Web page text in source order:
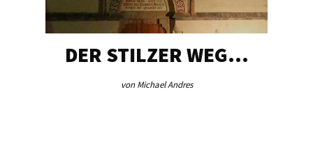
DER STILZER WEG…
von Michael Andres